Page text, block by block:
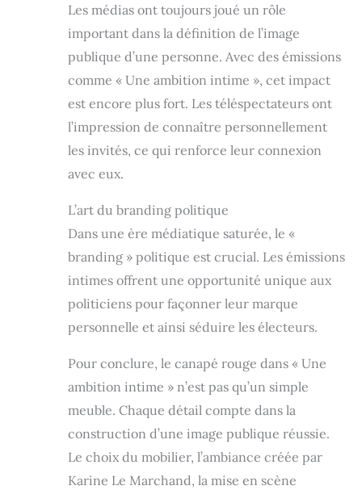
Les médias ont toujours joué un rôle
important dans la définition de l’image
publique d’une personne. Avec des émissions
comme « Une ambition intime », cet impact
est encore plus fort. Les téléspectateurs ont
l’impression de connaître personnellement
les invités, ce qui renforce leur connexion
avec eux.
L’art du branding politique
Dans une ère médiatique saturée, le «
branding » politique est crucial. Les émissions
intimes offrent une opportunité unique aux
politiciens pour façonner leur marque
personnelle et ainsi séduire les électeurs.
Pour conclure, le canapé rouge dans « Une
ambition intime » n’est pas qu’un simple
meuble. Chaque détail compte dans la
construction d’une image publique réussie.
Le choix du mobilier, l’ambiance créée par
Karine Le Marchand, la mise en scène